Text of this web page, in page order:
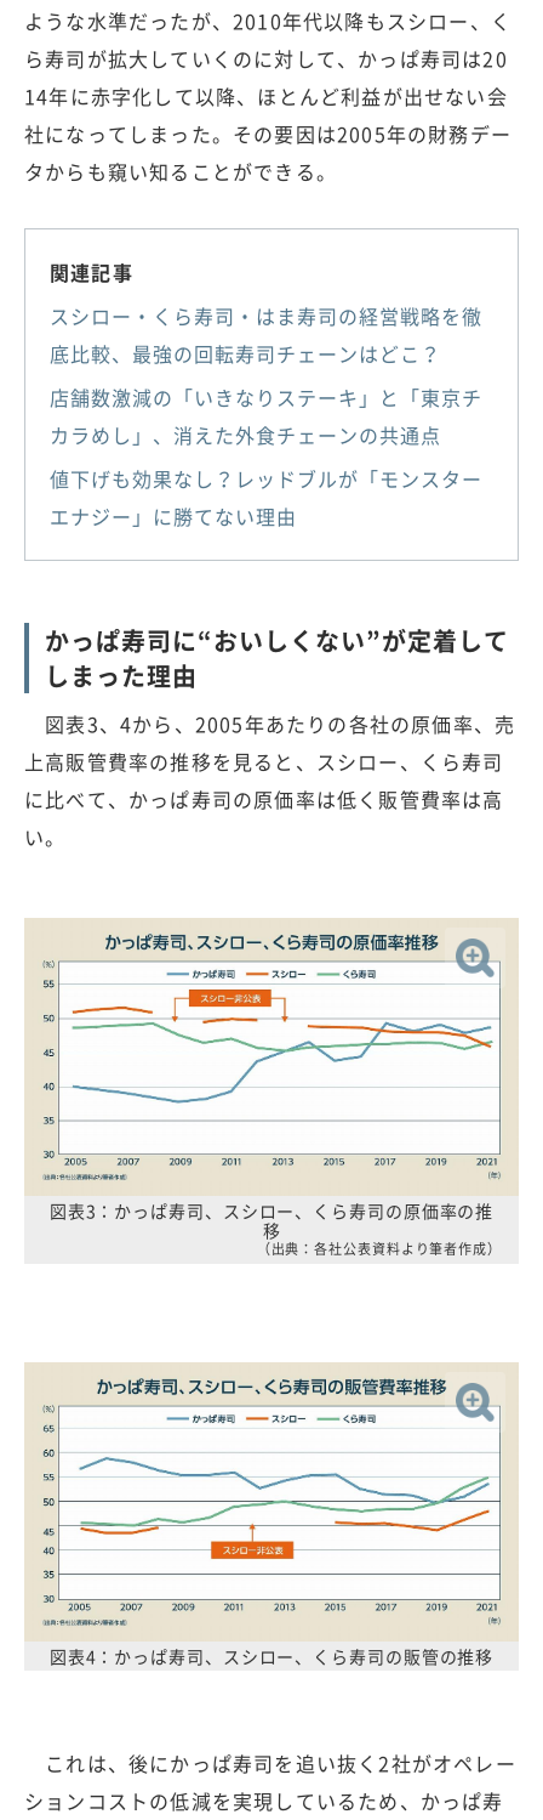
ような水準だったが、2010年代以降もスシロー、く
ら寿司が拡大していくのに対して、かっぱ寿司は20
14年に赤字化して以降、ほとんど利益が出せない会
社になってしまった。その要因は2005年の財務デー
タからも窺い知ることができる。
関連記事
スシロー・くら寿司・はま寿司の経営戦略を徹
底比較、最強の回転寿司チェーンはどこ？
店舗数激減の「いきなりステーキ」と「東京チ
カラめし」、消えた外食チェーンの共通点
値下げも効果なし？レッドブルが「モンスター
エナジー」に勝てない理由
かっぱ寿司に“おいしくない”が定着して
しまった理由
図表3、4から、2005年あたりの各社の原価率、売
上高販管費率の推移を見ると、スシロー、くら寿司
に比べて、かっぱ寿司の原価率は低く販管費率は高
い。
図表3：かっぱ寿司、スシロー、くら寿司の原価率の推
移
（出典：各社公表資料より筆者作成）
図表4：かっぱ寿司、スシロー、くら寿司の販管の推移
これは、後にかっぱ寿司を追い抜く2社がオペレー
ションコストの低減を実現しているため、かっぱ寿